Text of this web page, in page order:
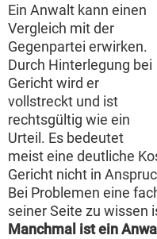
Ein Anwalt kann einen
Vergleich mit der
Gegenpartei erwirken.
Durch Hinterlegung bei
Gericht wird er
vollstreckt und ist
rechtsgültig wie ein
Urteil. Es bedeutet
meist eine deutliche
Gericht nicht in
Bei Problemen eine
seiner Seite zu wissen
Manchmal ist ein